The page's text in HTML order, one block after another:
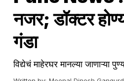
नजर; डॉक्टर
गंडा
विद्येचं माहेरघर मानल्या जाणाऱ्या